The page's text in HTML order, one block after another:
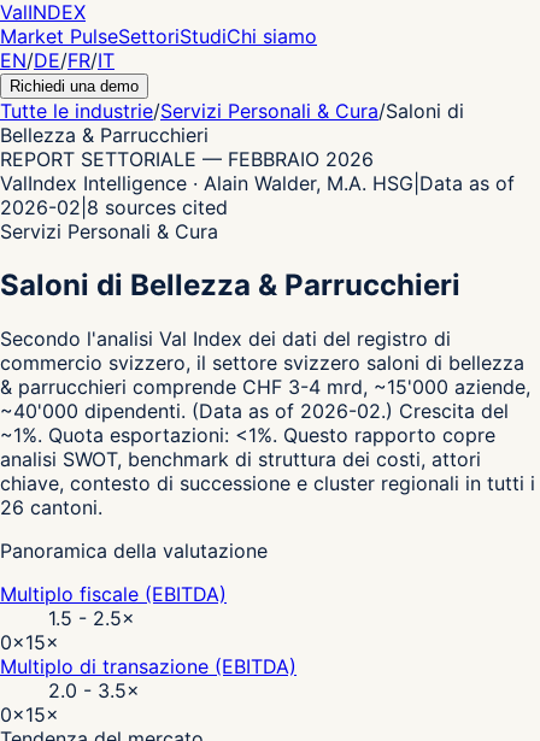
ValINDEX
Market PulseSettoriStudiChi siamo
EN/DE/FR/IT
Richiedi una demo
Tutte le industrie/Servizi Personali & Cura/Saloni di
Bellezza & Parrucchieri
REPORT SETTORIALE — FEBBRAIO 2026
ValIndex Intelligence · Alain Walder, M.A. HSG Data as of
2026-02 8 sources cited
Servizi Personali & Cura
Saloni di Bellezza & Parrucchieri
Secondo l'analisi Val Index dei dati del registro di
commercio svizzero, il settore svizzero saloni di bellezza
& parrucchieri comprende CHF 3-4 mrd, ~15'000 aziende,
~40'000 dipendenti. (Data as of 2026-02.) Crescita del
~1%. Quota esportazioni: <1%. Questo rapporto copre
analisi SWOT, benchmark di struttura dei costi, attori
chiave, contesto di successione e cluster regionali in tutti i
26 cantoni.
Panoramica della valutazione
Multiplo fiscale (EBITDA)
1.5 - 2.5×
0×15×
Multiplo di transazione (EBITDA)
2.0 - 3.5×
0×15×